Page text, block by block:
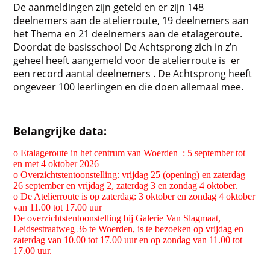
De aanmeldingen zijn geteld en er zijn 148
deelnemers aan de atelierroute, 19 deelnemers aan
het Thema en 21 deelnemers aan de etalageroute.
Doordat de basisschool De Achtsprong zich in z’n
geheel heeft aangemeld voor de atelierroute is er
een record aantal deelnemers . De Achtsprong heeft
ongeveer 100 leerlingen en die doen allemaal mee.
Belangrijke data:
o Etalageroute in het centrum van Woerden : 5 september tot
en met 4 oktober 2026
o Overzichtstentoonstelling: vrijdag 25 (opening) en zaterdag
26 september en vrijdag 2, zaterdag 3 en zondag 4 oktober.
o De Atelierroute is op zaterdag: 3 oktober en zondag 4 oktober
van 11.00 tot 17.00 uur
De overzichtstentoonstelling bij Galerie Van Slagmaat,
Leidsestraatweg 36 te Woerden, is te bezoeken op vrijdag en
zaterdag van 10.00 tot 17.00 uur en op zondag van 11.00 tot
17.00 uur.